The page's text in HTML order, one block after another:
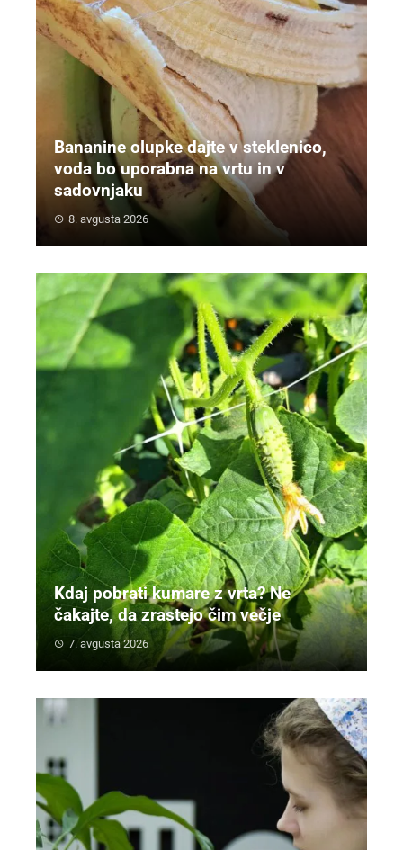
Bananine olupke dajte v steklenico,
voda bo uporabna na vrtu in v
sadovnjaku
8. avgusta 2026
Kdaj pobrati kumare z vrta? Ne
čakajte, da zrastejo čim večje
7. avgusta 2026